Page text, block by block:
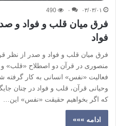
۰۳/۰۳/۰۱ ۰ 490
فرق میان قلب و فواد و
فواد
فرق میان قلب و فواد و صدر از نظر
منصوری در قرآن دو اصطلاح «قلب» و
فعالیت «نفس» انسانی به کار گرفته
وحیانی قرآن، قلب و فواد در چنان
که اگر بخواهیم حقیقت «نفس» این…
ادامه »»»